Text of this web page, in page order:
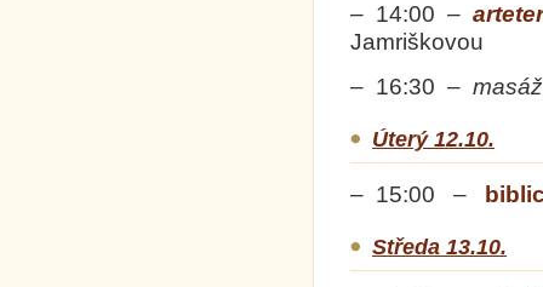
– 14:00 –
Jamriškovou
– 16:30 –
Úterý 12.10.
– 15:00 –
Středa 13.10.